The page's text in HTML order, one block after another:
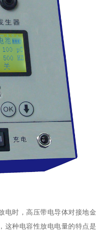
电时，高压带电导体对接地金
这种电容性放电电量的特点是